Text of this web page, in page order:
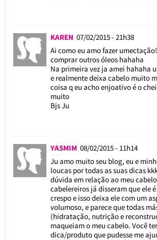
KAREN 07/02/2015 - 21h38
Ai como eu amo fazer
comprar outros óleos hahaha
Na primeira vez ja amei hahaha
e realmente deixa cabelo muito
coisa q eu acho enjoativo é o
muito
Bjs Ju
YASMIM 08/02/2015 - 11h14
Ju amo muito seu blog, eu e
loucas por todas as suas dicas
dúvida em relação ao meu
cabelereiros já disseram que ele
crespo e isso deixa ele com um
volumoso, e parece que todas
(hidratação, nutrição e
maqueiam o meu cabelo. Você
dica/produto que pudesse me